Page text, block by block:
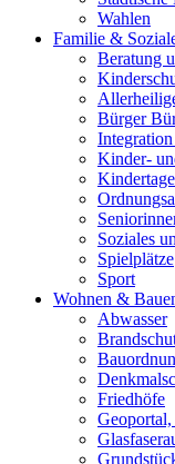
Wahlen
Familie &
Beratung
Bürger
Kinder-
Soziales
Spielplätze
Sport
Wohnen &
Abwasser
Friedhöfe